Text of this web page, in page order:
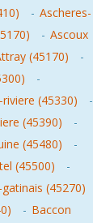
- Ascheres-
- Ascoux
(45170)
-
-
(45330)
-
(45390)
-
(45480)
-
(45500)
-
(45270)
- Baccon